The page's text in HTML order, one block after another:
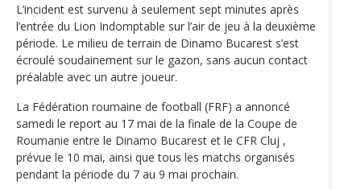
L’incident est survenu à seulement sept minutes après
l’entrée du Lion Indomptable sur l’air de jeu à la deuxième
période. Le milieu de terrain de Dinamo Bucarest s’est
écroulé soudainement sur le gazon, sans aucun contact
préalable avec un autre joueur.
La Fédération roumaine de football (FRF) a annoncé
samedi le report au 17 mai de la finale de la Coupe de
Roumanie entre le Dinamo Bucarest et le CFR Cluj ,
prévue le 10 mai, ainsi que tous les matchs organisés
pendant la période du 7 au 9 mai prochain.